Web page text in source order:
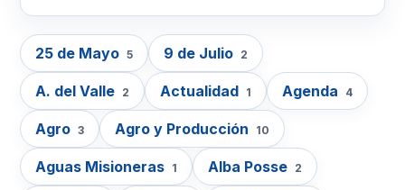
25 de Mayo 5 9 de Julio 2
A. del Valle 2 Actualidad 1 Agenda 4
Agro 3 Agro y Producción 10
Aguas Misioneras 1 Alba Posse 2